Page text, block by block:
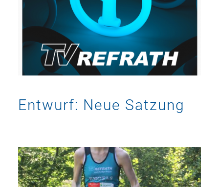
Entwurf: Neue Satzung